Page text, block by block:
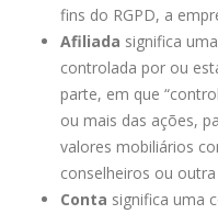
fins do RGPD, a
Afiliada significa
controlada por ou
parte, em que
ou mais das ações,
valores mobiliários
conselheiros ou
Conta significa uma